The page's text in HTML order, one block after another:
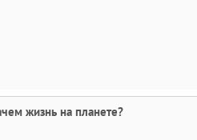
жизнь на планете?